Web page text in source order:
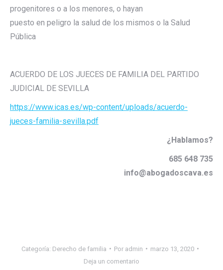
progenitores o a los menores, o hayan
puesto en peligro la salud de los mismos o la Salud
Pública
ACUERDO DE LOS JUECES DE FAMILIA DEL PARTIDO
JUDICIAL DE SEVILLA
https://www.icas.es/wp-content/uploads/acuerdo-
jueces-familia-sevilla.pdf
¿Hablamos?
685 648 735
info@abogadoscava.es
Categoría: Derecho de familia Por admin
marzo 13, 2020
Deja un comentario